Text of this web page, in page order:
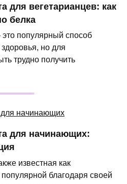
для вегетарианцев: как
белка
популярный способ
но для
трудно получить
для начинающих:
известная как
благодаря своей